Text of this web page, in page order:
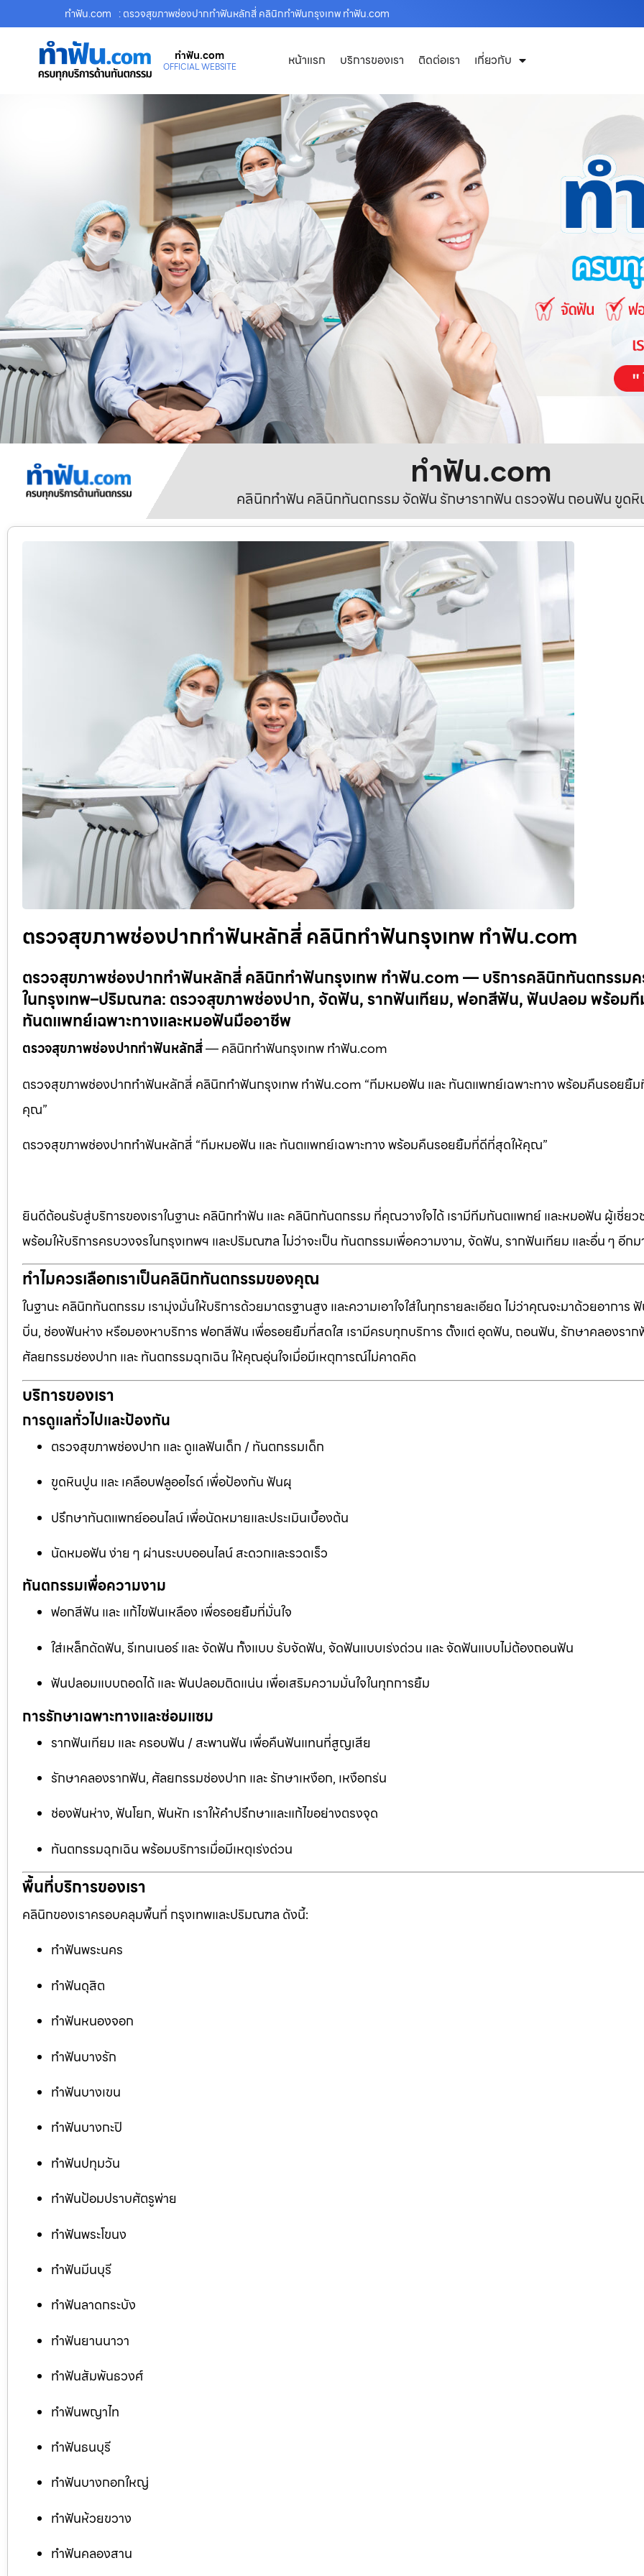
ทําฟัน.com : ตรวจสุขภาพช่องปากทำฟันหลักสี่ คลินิกทำฟันกรุงเทพ ทำฟัน.com
ทําฟัน.com
OFFICIAL WEBSITE หน้าแรก บริการของเรา ติดต่อเรา เกี่ยวกับ
ทําฟัน.com
คลินิกทำฟัน คลินิกทันตกรรม จัดฟัน รักษารากฟัน ตรวจฟัน ถอนฟัน ขูด
ตรวจสุขภาพช่องปากทำฟันหลักสี่ คลินิกทำฟันกรุงเทพ ทำฟัน.com
ตรวจสุขภาพช่องปากทำฟันหลักสี่ คลินิกทำฟันกรุงเทพ ทำฟัน.com — บริการคลินิกทันตกรรม
ในกรุงเทพ–ปริมณฑล: ตรวจสุขภาพช่องปาก, จัดฟัน, รากฟันเทียม, ฟอกสีฟัน, ฟันปลอม พร้อม
ทันตแพทย์เฉพาะทางและหมอฟันมืออาชีพ
ตรวจสุขภาพช่องปากทำฟันหลักสี่— คลินิกทำฟันกรุงเทพ ทำฟัน.com
ตรวจสุขภาพช่องปากทำฟันหลักสี่ คลินิกทำฟันกรุงเทพ ทำฟัน.com “ทีมหมอฟัน และ ทันตแพทย์เฉพาะทาง พร้อมคืนรอยยิ้
คุณ”
ตรวจสุขภาพช่องปากทำฟันหลักสี่ “ทีมหมอฟัน และ ทันตแพทย์เฉพาะทาง พร้อมคืนรอยยิ้มที่ดีที่สุดให้คุณ”
ยินดีต้อนรับสู่บริการของเราในฐานะ คลินิกทำฟัน และ คลินิกทันตกรรม ที่คุณวางใจได้ เรามีทีมทันตแพทย์ และหมอฟัน ผู้เชี่ย
พร้อมให้บริการครบวงจรในกรุงเทพฯ และปริมณฑล ไม่ว่าจะเป็น ทันตกรรมเพื่อความงาม, จัดฟัน, รากฟันเทียม และอื่น ๆ อีก
ทำไมควรเลือกเราเป็นคลินิกทันตกรรมของคุณ
ในฐานะ คลินิกทันตกรรม เรามุ่งมั่นให้บริการด้วยมาตรฐานสูง และความเอาใจใส่ในทุกรายละเอียด ไม่ว่าคุณจะมาด้วยอาการ
บิ่น, ช่องฟันห่าง หรือมองหาบริการ ฟอกสีฟัน เพื่อรอยยิ้มที่สดใส เรามีครบทุกบริการ ตั้งแต่ อุดฟัน, ถอนฟัน, รักษาคลองรา
ศัลยกรรมช่องปาก และ ทันตกรรมฉุกเฉิน ให้คุณอุ่นใจเมื่อมีเหตุการณ์ไม่คาดคิด
บริการของเรา
การดูแลทั่วไปและป้องกัน
ตรวจสุขภาพช่องปาก และ ดูแลฟันเด็ก / ทันตกรรมเด็ก
ขูดหินปูน และ เคลือบฟลูออไรด์ เพื่อป้องกัน ฟันผุ
ปรึกษาทันตแพทย์ออนไลน์ เพื่อนัดหมายและประเมินเบื้องต้น
นัดหมอฟัน ง่าย ๆ ผ่านระบบออนไลน์ สะดวกและรวดเร็ว
ทันตกรรมเพื่อความงาม
ฟอกสีฟัน และ แก้ไขฟันเหลือง เพื่อรอยยิ้มที่มั่นใจ
ใส่เหล็กดัดฟัน, รีเทนเนอร์ และ จัดฟัน ทั้งแบบ รับจัดฟัน, จัดฟันแบบเร่งด่วน และ จัดฟันแบบไม่ต้องถอนฟัน
ฟันปลอมแบบถอดได้ และ ฟันปลอมติดแน่น เพื่อเสริมความมั่นใจในทุกการยิ้ม
การรักษาเฉพาะทางและซ่อมแซม
รากฟันเทียม และ ครอบฟัน / สะพานฟัน เพื่อคืนฟันแทนที่สูญเสีย
รักษาคลองรากฟัน, ศัลยกรรมช่องปาก และ รักษาเหงือก, เหงือกร่น
ช่องฟันห่าง, ฟันโยก, ฟันหัก เราให้คำปรึกษาและแก้ไขอย่างตรงจุด
ทันตกรรมฉุกเฉิน พร้อมบริการเมื่อมีเหตุเร่งด่วน
พื้นที่บริการของเรา
คลินิกของเราครอบคลุมพื้นที่ กรุงเทพและปริมณฑล ดังนี้:
ทำฟันพระนคร
ทำฟันดุสิต
ทำฟันหนองจอก
ทำฟันบางรัก
ทำฟันบางเขน
ทำฟันบางกะปิ
ทำฟันปทุมวัน
ทำฟันป้อมปราบศัตรูพ่าย
ทำฟันพระโขนง
ทำฟันมีนบุรี
ทำฟันลาดกระบัง
ทำฟันยานนาวา
ทำฟันสัมพันธวงศ์
ทำฟันพญาไท
ทำฟันธนบุรี
ทำฟันบางกอกใหญ่
ทำฟันห้วยขวาง
ทำฟันคลองสาน